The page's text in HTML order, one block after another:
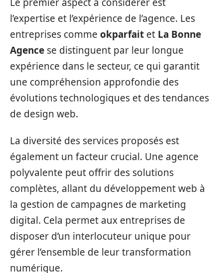
l’expertise et l’expérience de l’agence. Les
entreprises comme okparfait et La Bonne
Agence se distinguent par leur longue
expérience dans le secteur, ce qui garantit
une compréhension approfondie des
évolutions technologiques et des tendances
de design web.
La diversité des services proposés est
également un facteur crucial. Une agence
polyvalente peut offrir des solutions
complètes, allant du développement web à
la gestion de campagnes de marketing
digital. Cela permet aux entreprises de
disposer d’un interlocuteur unique pour
gérer l’ensemble de leur transformation
numérique.